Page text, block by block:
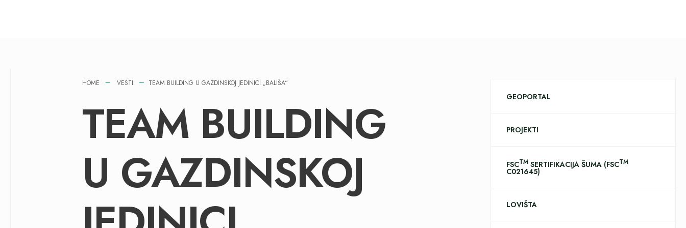
HOME VESTI TEAM BUILDING U GAZDINSKOJ JEDINICI „BALIŠA“
TEAM BUILDING
U GAZDINSKOJ
GEOPORTAL
PROJEKTI
FSCTMSERTIFIKACIJA ŠUMA (FSCTM
C021645)
LOVIŠTA